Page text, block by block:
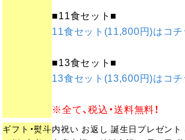
■11食セット■
11食セット(11,800円)はコチ
■13食セット■
13食セット(13,600円)はコチ
※全て、税込・送料無料！
ギフト・熨斗内祝い お返し 誕生日プレゼン